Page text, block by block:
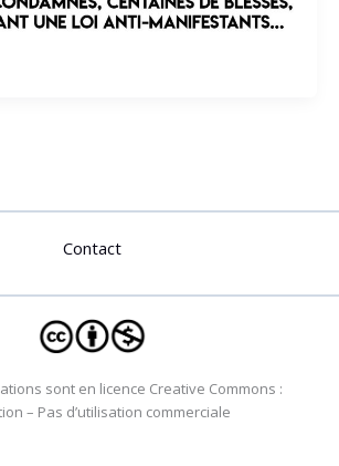
Contact
sont en licence Creative Commons :
– Pas d’utilisation commerciale